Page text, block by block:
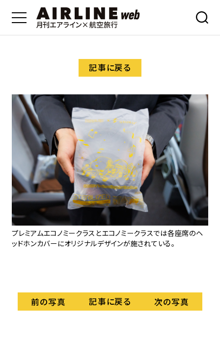
記事に戻る
プレミアムエコノミークラスとエコノミークラスでは各座席のヘ
ッドホンカバーにオリジナルデザインが施されている。
前の写真 記事に戻る 次の写真